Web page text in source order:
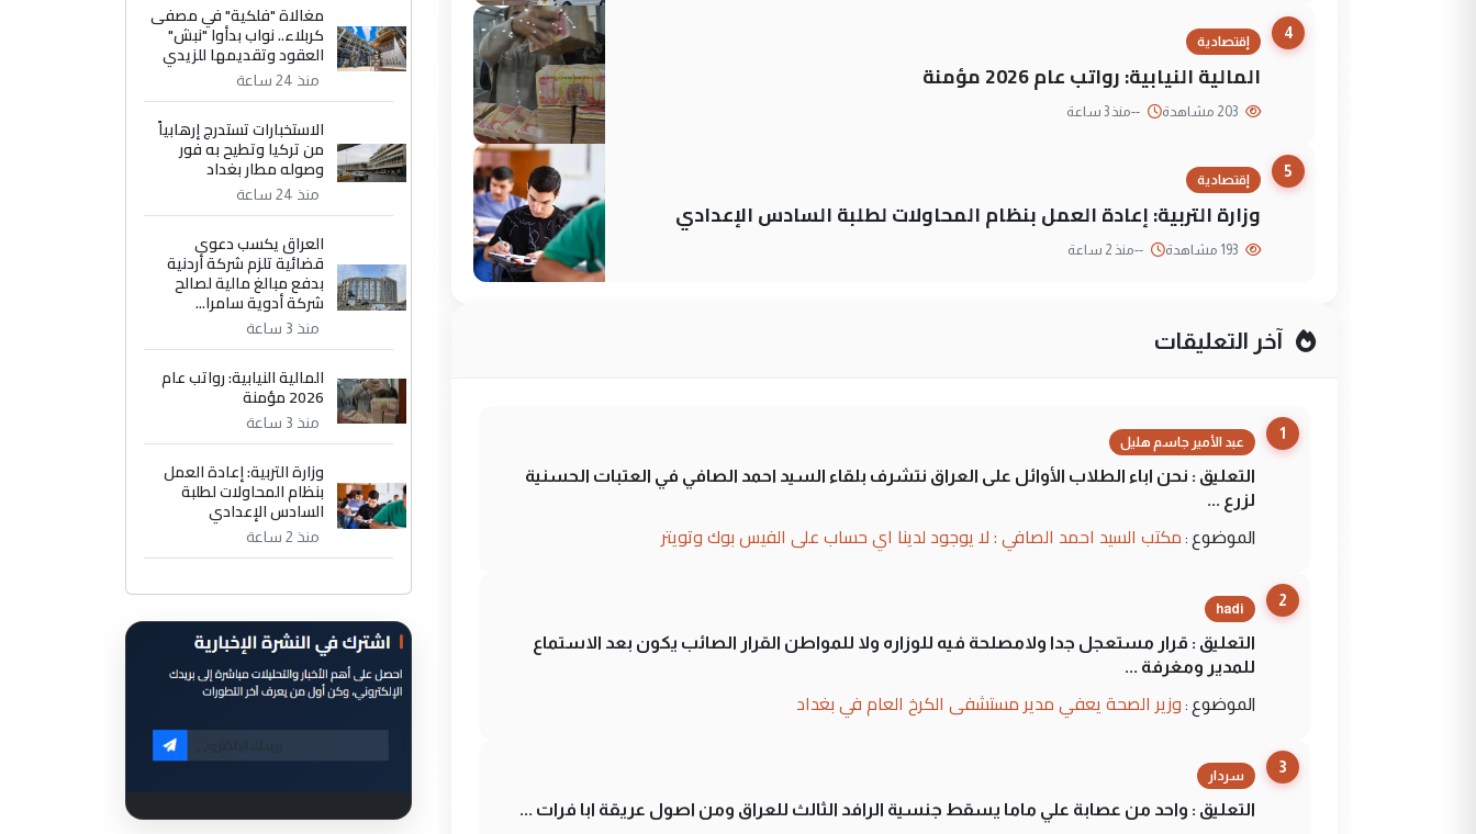
4
إقتصادية
المالية النيابية: رواتب عام 2026 مؤمنة
--منذ 3 ساعة
5
إقتصادية
وزارة التربية: إعادة العمل بنظام المحاولات لطلبة السادس الإعدادي
--منذ 2 ساعة
آخر التعليقات
1
عبد الأمير جاسم هليل
التعليق : نحن اباء الطلاب الأوائل على العراق نتشرف بلقاء السيد احمد الصافي في العتبات الحسنية
لزرع ...
الموضوع : مكتب السيد احمد الصافي : لا يوجود لدينا اي حساب على الفيس بوك وتويتر
2
hadi
التعليق : قرار مستعجل جدا ولامصلحة فيه للوزاره ولا للمواطن القرار الصائب يكون بعد الاستماع
للمدير ومغرفة ...
الموضوع : وزير الصحة يعفي مدير مستشفى الكرخ العام في بغداد
3
سردار
التعليق : واحد من عصابة علي ماما يسقط جنسية الرافد الثالث للعراق ومن اصول عريقة ابا فرات ...
مغالاة "فلكية" في مصفى
كربلاء.. نواب بدأوا "نبش"
العقود وتقديمها للزيدي
منذ 24 ساعة
الاستخبارات تستدرج إرهابياً
من تركيا وتطيح به فور
وصوله مطار بغداد
منذ 24 ساعة
العراق يكسب دعوى
قضائية تلزم شركة أردنية
بدفع مبالغ مالية لصالح
شركة أدوية سامرا...
منذ 3 ساعة
المالية النيابية: رواتب عام
2026 مؤمنة
منذ 3 ساعة
وزارة التربية: إعادة العمل
بنظام المحاولات لطلبة
السادس الإعدادي
منذ 2 ساعة